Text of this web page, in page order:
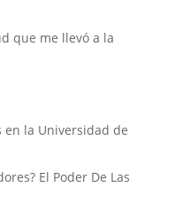
que me llevó a la
en la Universidad de
El Poder De Las